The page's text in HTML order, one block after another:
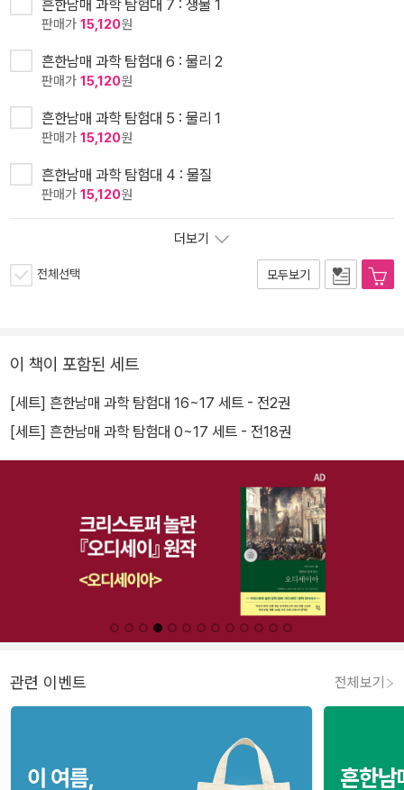
흔한남매 과학 탐험대 7 : 생물 1
판매가 15,120원
흔한남매 과학 탐험대 6 : 물리 2
판매가 15,120원
흔한남매 과학 탐험대 5 : 물리 1
판매가 15,120원
흔한남매 과학 탐험대 4 : 물질
판매가 15,120원
더보기
전체선택 모두보기
이 책이 포함된 세트
[세트] 흔한남매 과학 탐험대 16~17 세트 - 전2권
[세트] 흔한남매 과학 탐험대 0~17 세트 - 전18권
관련 이벤트 전체보기